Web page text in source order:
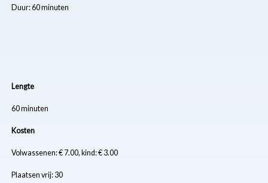
Duur: 60 minuten
Lengte
60 minuten
Kosten
Volwassenen: € 7.00, kind: € 3.00
Plaatsen vrij: 30